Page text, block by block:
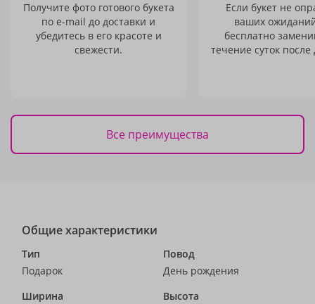
Получите фото готового букета
по e-mail до доставки и
убедитесь в его красоте и
свежести.
Если букет не
ваших
бесплатно
течение суток после
Все преимущества
Общие характеристики
Тип
Подарок
Повод
День рождения
Ширина
Высота